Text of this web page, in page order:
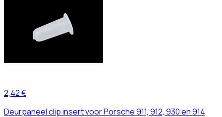
2,42 €
Deurpaneel clip insert voor Porsche 911, 912, 930 en 914